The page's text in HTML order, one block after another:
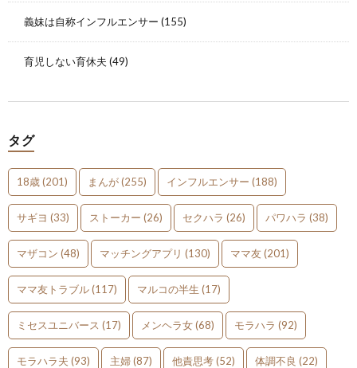
義妹は自称インフルエンサー (155)
育児しない育休夫 (49)
タグ
18歳(201) まんが(255) インフルエンサー (188)
サギヨ (33) ストーカー (26) セクハラ (26) パワハラ (38)
マザコン (48) マッチングアプリ (130) ママ友(201)
ママ友トラブル(117) マルコの半生 (17)
ミセスユニバース (17) メンヘラ女(68) モラハラ (92)
モラハラ夫 (93) 主婦(87) 他責思考(52) 体調不良 (22)